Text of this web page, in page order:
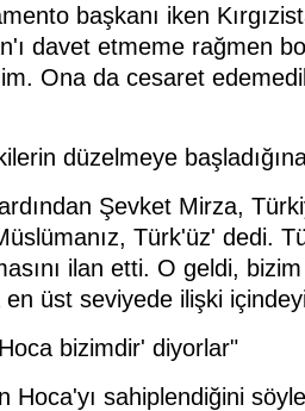
başkanı iken
davet etmeme rağmen
Ona da cesaret
düzelmeye
Şevket Mirza,
Türk'üz' dedi.
ilan etti. O geldi,
üst seviyede ilişki
bizimdir' diyorlar"
Hoca'yı sahiplendiğini